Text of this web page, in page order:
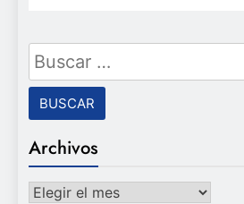
Buscar:
Archivos
Archivos